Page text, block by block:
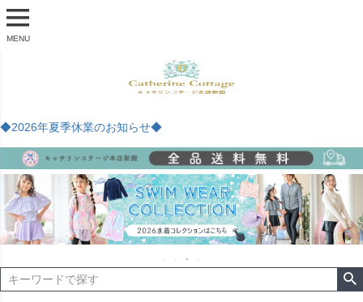
MENU
◆2026年夏季休業のお知らせ◆